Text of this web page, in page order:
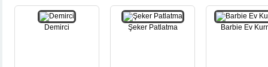
Demirci Şeker Patlatma Barbie Ev